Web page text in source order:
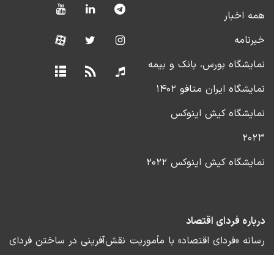
همه اخبار
خبرنامه
نمایشگاه بورس، بانک و بیمه
نمایشگاه ایران متافو ۱۴۰۲
نمایشگاه کیش اینوکس
۲۰۲۳
نمایشگاه کیش اینوکس ۲۰۲۲
درباره فردای اقتصاد
رسانه «فردای اقتصاد» با مأموریت نقش‌آفرینی در ساختن فردای